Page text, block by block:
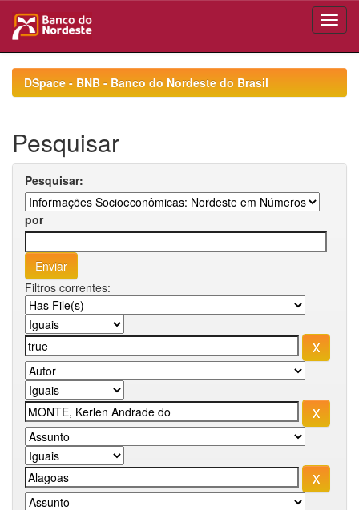
navigationDSpace - BNB - Banco do Nordeste do Brasil
Pesquisar
Pesquisar:
por
Filtros correntes: